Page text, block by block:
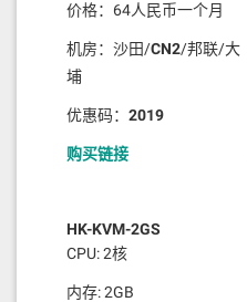
价格：64人民币一个月
机房：沙田/CN2/邦联/大
埔
优惠码： 2019
购买链接
HK-KVM-2GS
CPU: 2核
内存: 2GB